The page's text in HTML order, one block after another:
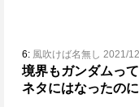
6: 風吹けば名無し 2021/
境界もガンダムっ
ネタにはなったの